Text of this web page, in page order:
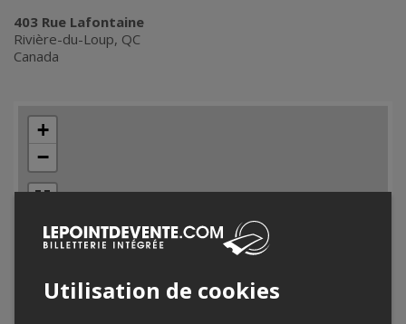
403 Rue Lafontaine
Rivière-du-Loup, QC
Canada
+
−
Utilisation de cookies